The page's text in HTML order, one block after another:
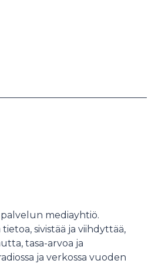
mediayhtiö.
sivistää ja viihdyttää,
tasa-arvoa ja
ja verkossa vuoden